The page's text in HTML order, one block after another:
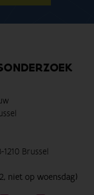
Brussel
niet op woensdag)